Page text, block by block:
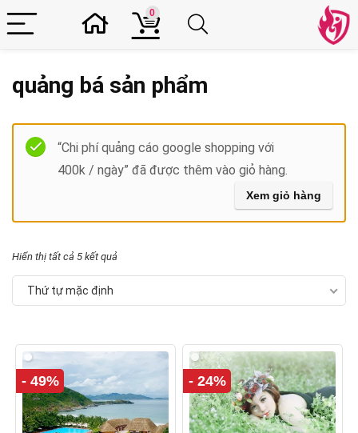
0
quảng bá sản phẩm
“Chi phí quảng cáo google shopping với
400k / ngày” đã được thêm vào giỏ hàng.
Xem giỏ hàng
Hiển thị tất cả 5 kết quả
Thứ tự mặc định
- 49% - 24%